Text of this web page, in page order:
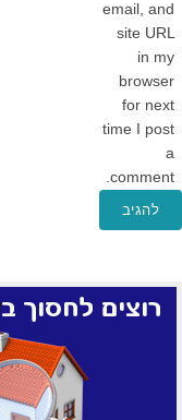
email, and
site URL
in my
browser
for next
time I post
a
comment.